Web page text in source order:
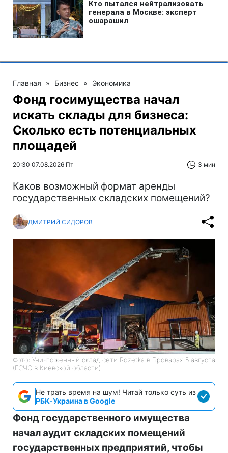
Главная » Бизнес » Экономика
Фонд госимущества начал
искать склады для бизнеса:
Сколько есть потенциальных
площадей
20:30 07.08.2026 Пт 3 мин
Каков возможный формат аренды
государственных складских помещений?
ДМИТРИЙ СИДОРОВ
Фото: Уничтоженный склад сети Rozetka в Броварах 5 августа
(ГСЧС в Киевской области)
Не трать время на шум! Читай только суть из
РБК-Украина в Google
Фонд государственного имущества
начал аудит складских помещений
государственных предприятий, чтобы